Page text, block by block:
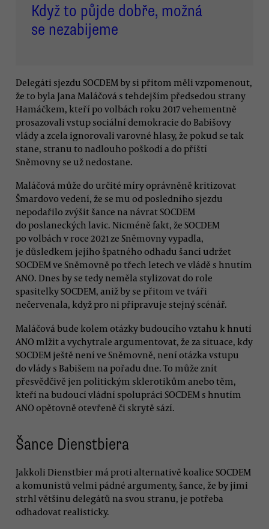
Když to půjde dobře, možná
se nezabijeme
Delegáti sjezdu SOCDEM by si přitom měli vzpomenout,
že to byla Jana Maláčová s tehdejším předsedou strany
Hamáčkem, kteří po volbách roku 2017 vehementně
prosazovali vstup sociální demokracie do Babišovy
vlády a zcela ignorovali varovné hlasy, že pokud se tak
stane, stranu to nadlouho poškodí a do příští
Sněmovny se už nedostane.
Maláčová může do určité míry oprávněně kritizovat
Šmardovo vedení, že se mu od posledního sjezdu
nepodařilo zvýšit šance na návrat SOCDEM
do poslaneckých lavic. Nicméně fakt, že SOCDEM
po volbách v roce 2021 ze Sněmovny vypadla,
je důsledkem jejího špatného odhadu šancí udržet
SOCDEM ve Sněmovně po třech letech ve vládě s hnutím
ANO. Dnes by se tedy neměla stylizovat do role
spasitelky SOCDEM, aniž by se přitom ve tváři
nečervenala, když pro ni připravuje stejný scénář.
Maláčová bude kolem otázky budoucího vztahu k hnutí
ANO mlžit a vychytrale argumentovat, že za situace, kdy
SOCDEM ještě není ve Sněmovně, není otázka vstupu
do vlády s Babišem na pořadu dne. To může znít
přesvědčivě jen politickým sklerotikům anebo těm,
kteří na budoucí vládní spolupráci SOCDEM s hnutím
ANO opětovně otevřeně či skrytě sází.
Šance Dienstbiera
Jakkoli Dienstbier má proti alternativě koalice SOCDEM
a komunistů velmi pádné argumenty, šance, že by jimi
strhl většinu delegátů na svou stranu, je potřeba
odhadovat realisticky.